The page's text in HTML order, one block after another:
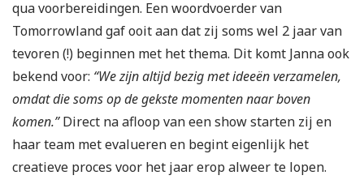
qua voorbereidingen. Een woordvoerder van
Tomorrowland gaf ooit aan dat zij soms wel 2 jaar van
tevoren (!) beginnen met het thema. Dit komt Janna ook
bekend voor: “We zijn altijd bezig met ideeën verzamelen,
omdat die soms op de gekste momenten naar boven
komen.”Direct na afloop van een show starten zij en
haar team met evalueren en begint eigenlijk het
creatieve proces voor het jaar erop alweer te lopen.